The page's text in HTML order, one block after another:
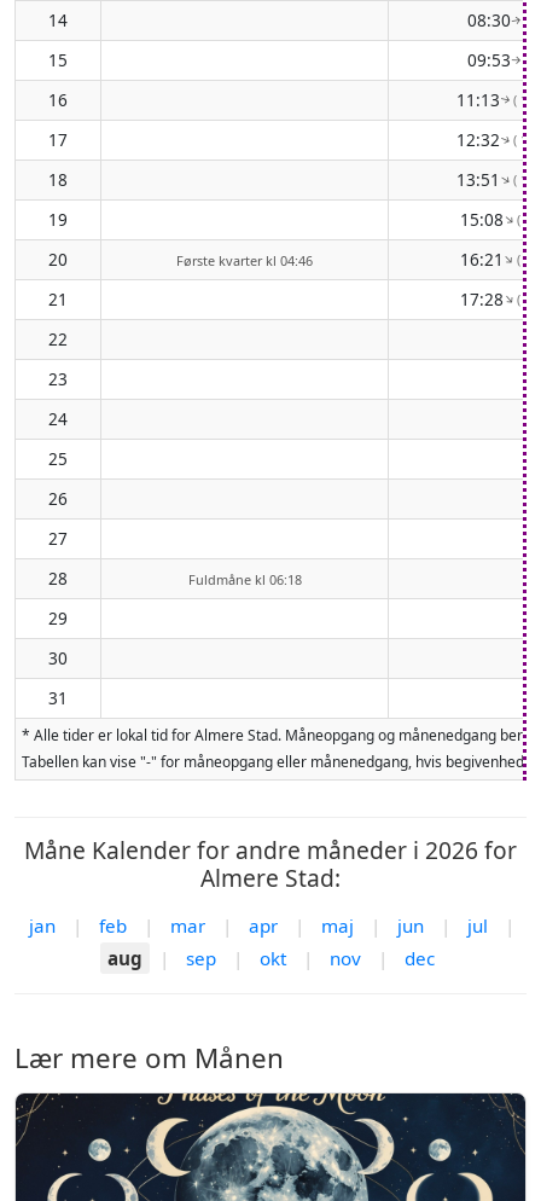
14 08:30↑(
15 09:53↑(
16 11:13↑(
17 12:32↑(
18 13:51↑(
19 15:08↑(
20 Første kvarter kl 04:46 16:21↑(
21 17:28↑(
22
23
24
25
26
27
28
Fuldmåne kl 06:18
29
30
31
* Alle tider er lokal tid for Almere Stad. Måneopgang og månenedgang
Tabellen kan vise "-" for måneopgang eller månenedgang, hvis
Måne Kalender for andre måneder i 2026 for
Almere Stad:
jan | feb | mar | apr | maj | jun | jul
|
aug
| sep | okt | nov | dec
Lær mere om Månen